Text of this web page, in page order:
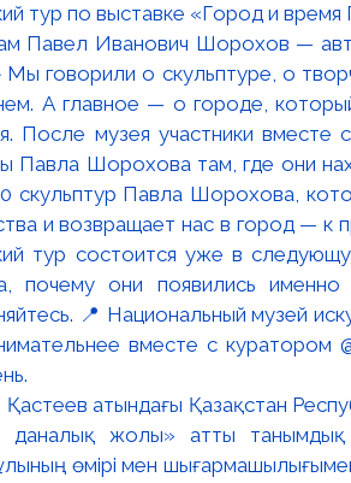
тур по выставке «Город и
Павел Иванович Шорохов —
говорили о скульптуре, о
А главное — о городе,
После музея участники
Павла Шорохова там, где они
скульптур Павла Шорохова,
и возвращает нас в город — к
тур состоится уже в
почему они появились
📍 Национальный музей
вместе с куратором